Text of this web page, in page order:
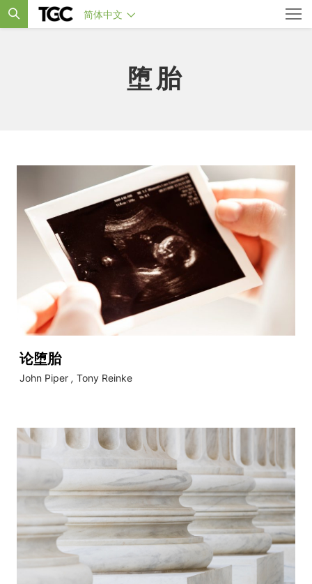
简体中文
堕胎
论堕胎
John Piper , Tony Reinke